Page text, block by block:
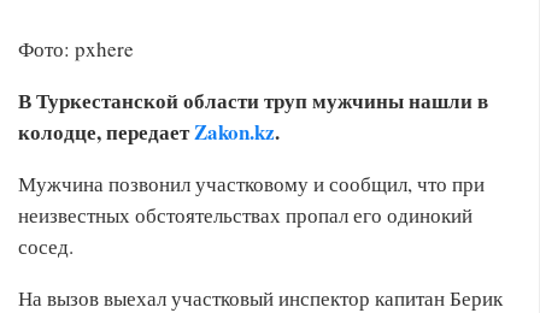
Фото: pxhere
В Туркестанской области труп мужчины нашли в
колодце, передаетZakon.kz.
Мужчина позвонил участковому и сообщил, что при
неизвестных обстоятельствах пропал его одинокий
сосед.
На вызов выехал участковый инспектор капитан Берик